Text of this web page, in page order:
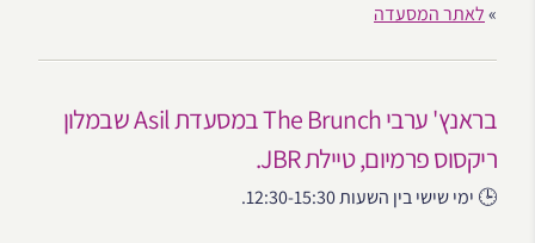
»לאתר המסעדה
בראנץ' ערבי The Brunch במסעדת Asil שבמלון
ריקסוס פרמיום, טיילת JBR.
🕒 ימי שישי בין השעות 12:30-15:30.